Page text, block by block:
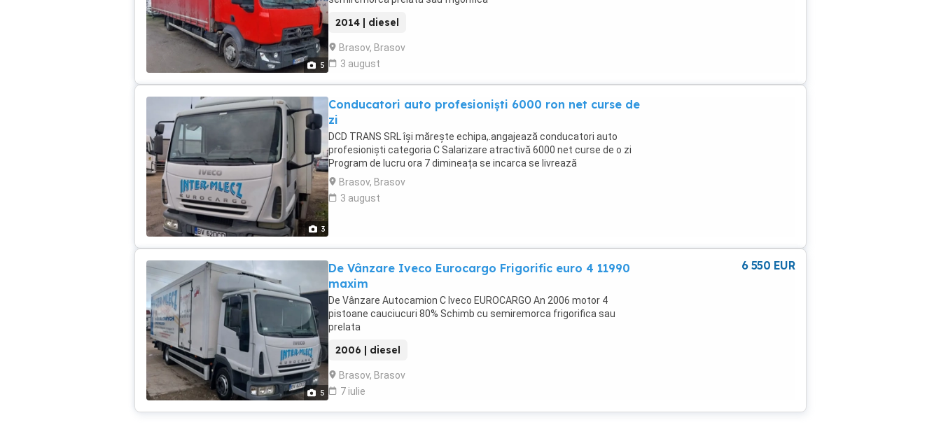
5
2014 | diesel
Brasov, Brasov
3 august
3
Conducatori auto profesioniști 6000 ron net curse de
zi
DCD TRANS SRL își mărește echipa,.angajează conducatori auto
profesioniști categoria C Salarizare atractivă 6000 net curse de o zi
Program de lucru ora 7 dimineața se incarca se livrează
Brasov, Brasov
3 august
5
De Vânzare Iveco Eurocargo Frigorific euro 4 11990
maxim
De Vânzare Autocamion C Iveco EUROCARGO An 2006 motor 4
pistoane cauciucuri 80% Schimb cu semiremorca frigorifica sau
prelata
2006 | diesel
Brasov, Brasov
7 iulie
6 550 EUR